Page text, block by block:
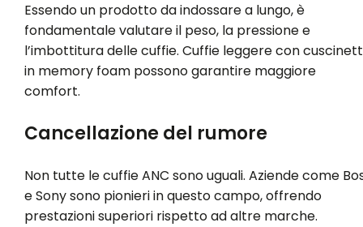
Essendo un prodotto da indossare a lungo, è
fondamentale valutare il peso, la pressione e
l’imbottitura delle cuffie. Cuffie leggere con
in memory foam possono garantire maggiore
comfort.
Cancellazione del rumore
Non tutte le cuffie ANC sono uguali. Aziende come
e Sony sono pionieri in questo campo, offrendo
prestazioni superiori rispetto ad altre marche.